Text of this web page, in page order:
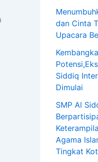
dan Cinta
Upacara
Siddiq
Dimulai
SMP Al
Agama
Tingkat